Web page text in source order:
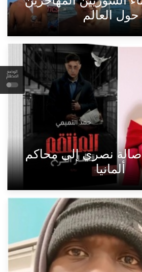
الوضع
المظلم
حول العالم
نصري إلى محاكم
ألمانيا